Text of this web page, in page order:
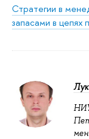
Стратегии в
запасами в цепях